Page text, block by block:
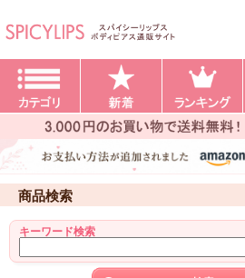
商品検索
キーワード検索